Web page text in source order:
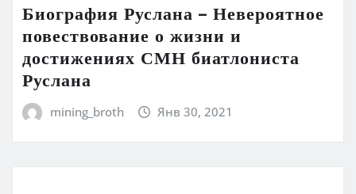
Биография Руслана – Невероятное
повествование о жизни и
достижениях СМН биатлониста
Руслана
mining_broth Янв 30, 2021